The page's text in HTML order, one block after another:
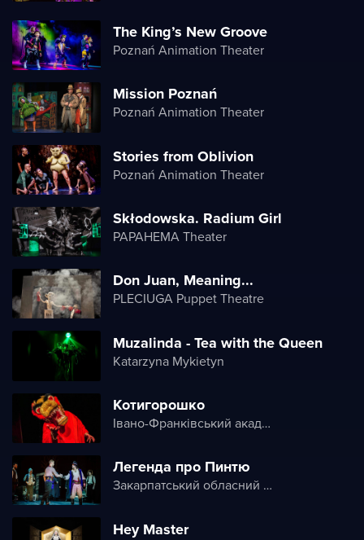
The King’s New Groove
Poznań Animation Theater
Mission Poznań
Poznań Animation Theater
Stories from Oblivion
Poznań Animation Theater
Skłodowska. Radium Girl
PAPAHEMA Theater
Don Juan, Meaning...
PLECIUGA Puppet Theatre
Muzalinda - Tea with the Queen
Katarzyna Mykietyn
Котигорошко
Івано-Франківський академічний обласний театр ляльок імені Марійки Підгірянки
Легенда про Пинтю
Закарпатський обласний театр драми та комедії
Hey Master